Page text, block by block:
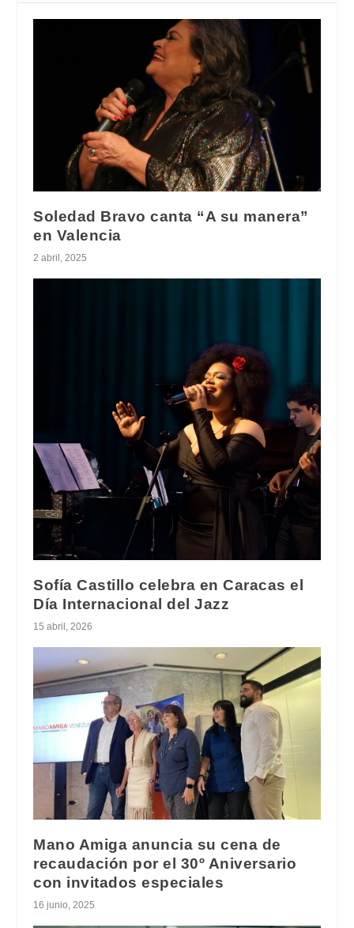
Soledad Bravo canta “A su manera”
en Valencia
2 abril, 2025
Sofía Castillo celebra en Caracas el
Día Internacional del Jazz
15 abril, 2026
Mano Amiga anuncia su cena de
recaudación por el 30º Aniversario
con invitados especiales
16 junio, 2025